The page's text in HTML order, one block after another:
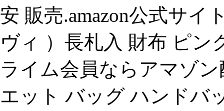
安 販売.amazon公式サイ
ヴィ ）長札入 財布 ピン
ライム会員ならアマゾ
エット バッグ ハンドバ